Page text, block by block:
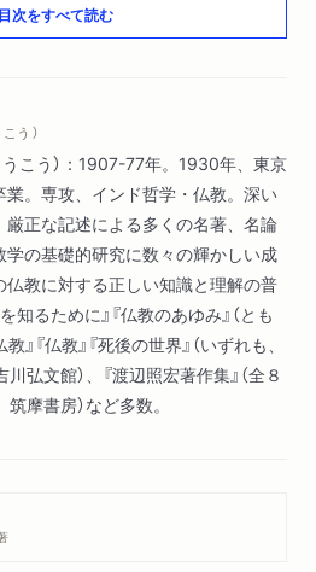
史観／降魔の歴史的意義／現実批
死後の運命／ジナ教とアージーヴ
善悪の因果／輪廻からの脱出／懐
論の変形／因縁の日本的理解／往
不落因果と不昧因果
?仏信仰／天寿国信仰／観世音と阿
菩提心／弥勒におなじ／如来とひ
目次をすべて読む
う ）
こう）：1907-77年。1930年、東京
。専攻、インド哲学・仏教。深い
正な記述による多くの名著、名論
の基礎的研究に数々の輝かしい成
教に対する正しい知識と理解の普
るために』『仏教のあゆみ』（とも
』『仏教』『死後の世界』（いずれも、
川弘文館）、『渡辺照宏著作集』（全８
筑摩書房）など多数。